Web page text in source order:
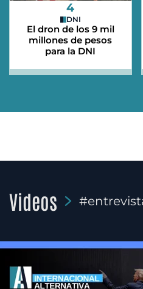
4
DNI
El dron de los 9 mil
millones de pesos
para la DNI
Videos